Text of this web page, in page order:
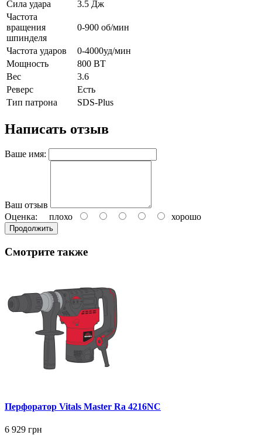
Сила удара
3.5 Дж
Частота
вращения
шпинделя
0-900 об/мин
Частота ударов
0-4000уд/мин
Мощность
800 ВТ
Вес
3.6
Реверс
Есть
Тип патрона
SDS-Plus
Написать отзыв
Ваше имя:
Ваш отзыв
Оценка: плохо хорошо
Продолжить
Смотрите также
Перфоратор Vitals Master Ra 4216NC
6 929 грн